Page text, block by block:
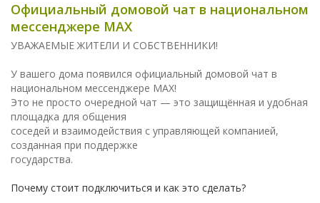
Официальный домовой чат в национальном
мессенджере МАХ
УВАЖАЕМЫЕ ЖИТЕЛИ И СОБСТВЕННИКИ!
У вашего дома появился официальный домовой чат в
национальном мессенджере МАХ!
Это не просто очередной чат — это защищённая и удобная
площадка для общения
соседей и взаимодействия с управляющей компанией,
созданная при поддержке
государства.
Почему стоит подключиться и как это сделать?